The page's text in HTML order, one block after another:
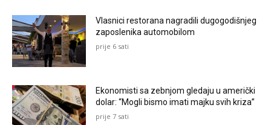
Vlasnici restorana nagradili dugogodišnjeg
zaposlenika automobilom
prije 6 sati
Ekonomisti sa zebnjom gledaju u američki
dolar: “Mogli bismo imati majku svih kriza”
prije 7 sati